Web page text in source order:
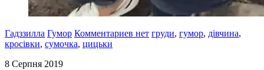
Гадззилла Гумор Комментариев нет груди, гумор, дівчина,
кросівки, сумочка, цицьки
8 Серпня 2019